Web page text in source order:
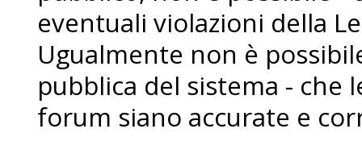
eventuali violazioni della
Ugualmente non è
pubblica del sistema -
forum siano accurate e